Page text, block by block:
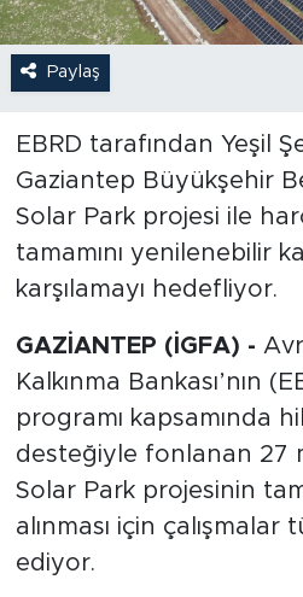
Paylaş
EBRD tarafından Yeşil
Gaziantep Büyükşehir
Solar Park projesi ile
tamamını yenilenebilir
karşılamayı hedefliyor.
GAZİANTEP (İGFA) -
Kalkınma Bankası’nın
programı kapsamında
desteğiyle fonlanan 27
Solar Park projesinin
alınması için çalışmalar
ediyor.